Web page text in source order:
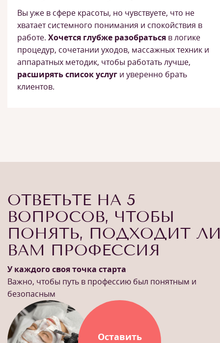
Вы уже в сфере красоты, но чувствуете, что не
хватает системного понимания и спокойствия в
работе. Хочется глубже разобраться в логике
процедур, сочетании уходов, массажных техник и
аппаратных методик, чтобы работать лучше,
расширять список услуг и уверенно брать
клиентов.
ОТВЕТЬТЕ НА 5
ВОПРОСОВ, ЧТОБЫ
ПОНЯТЬ, ПОДХОДИТ
ВАМ ПРОФЕССИЯ
У каждого своя точка старта
Важно, чтобы путь в профессию был понятным и
безопасным
Оставить